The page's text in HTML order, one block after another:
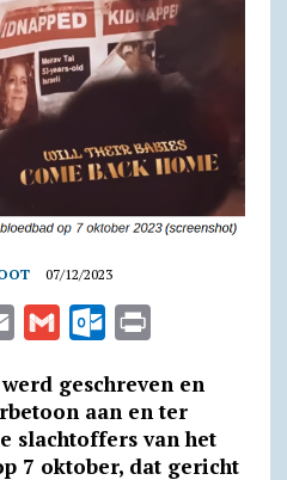
07/12/2023
a
i
l
a
i
l
t
l
o
i
n
t
geschreven en
aan en ter
slacht­offers van het
7 oktober, dat gericht